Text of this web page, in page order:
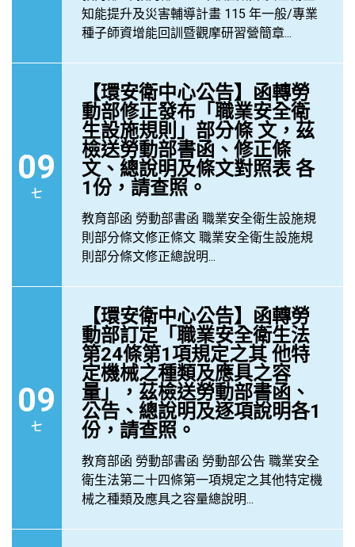
知能提升及災害輔導計畫 115 年一般/專業
種子師資增能回訓暨觀摩研習營簡章...
09
七
【環安衛中心公告】函轉勞
動部修正發布「職業安全衛
生設施規則」部分條 文，茲
檢送勞動部書函、修正條
文、總說明及條文對照表 各
1份，請查照。
教育部函 勞動部書函 職業安全衛生設施規
則部分條文修正條文 職業安全衛生設施規
則部分條文修正總說明...
09
七
【環安衛中心公告】函轉勞
動部訂定「職業安全衛生法
第24條第1項規定之其 他特
定機械之種類及應具之容
量」，茲檢送勞動部書函、
公告、總說明及逐項說明各1
份，請查照。
教育部函 勞動部書函 勞動部公告 職業安全
衛生法第二十四條第一項規定之其他特定機
械之種類及應具之容量總說明...